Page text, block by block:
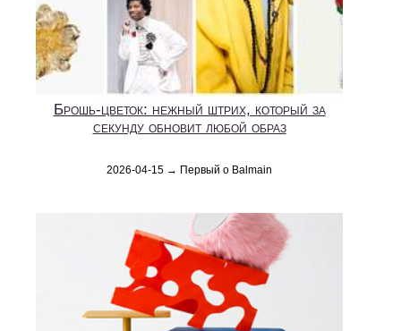
Брошь-цветок: нежный штрих, который за
секунду обновит любой образ
2026-04-15 → Первый о Balmain